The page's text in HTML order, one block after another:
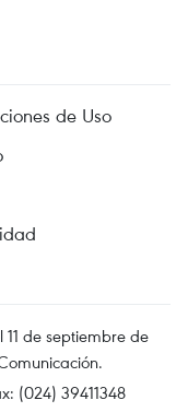
de Uso
11 de septiembre de
(024) 39411348